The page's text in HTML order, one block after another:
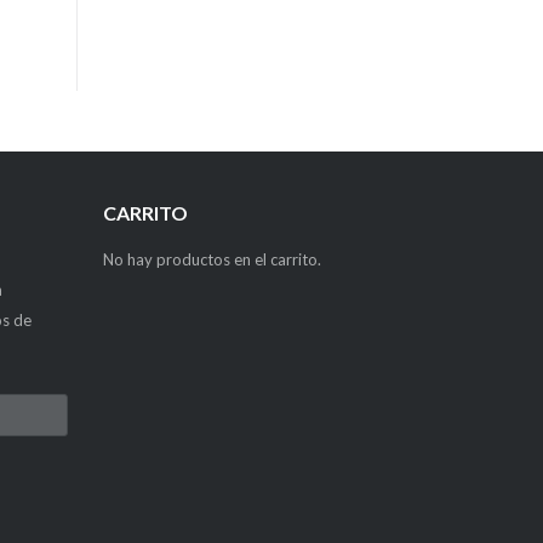
de
CARRITO
No hay productos en el carrito.